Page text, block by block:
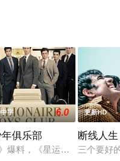
電影，被譽為真正的“歌舞
字 6.0
俱乐部
》爆料，《星运里的错》男
更新HD
断线人生
三个要好